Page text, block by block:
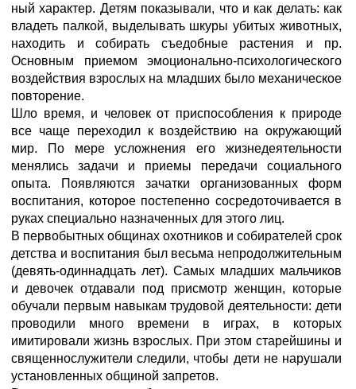
ный характер. Детям показывали, что и как делать: как
владеть палкой, выделывать шкуры убитых животных,
находить и собирать съедобные растения и пр.
Основным приемом эмоционально-психологического
воздействия взрослых на младших было механическое
повторение.
Шло время, и человек от приспособления к природе
все чаще переходил к воздействию на окружающий
мир. По мере усложнения его жизнедеятельности
менялись задачи и приемы передачи социального
опыта. Появляются зачатки организованных форм
воспитания, которое постепенно сосредоточивается в
руках специально назначенных для этого лиц.
В первобытных общинах охотников и собирателей срок
детства и воспитания был весьма непродолжительным
(девять-одиннадцать лет). Самых младших мальчиков
и девочек отдавали под присмотр женщин, которые
обучали первым навыкам трудовой деятельности: дети
проводили много времени в играх, в которых
имитировали жизнь взрослых. При этом старейшины и
священнослужители следили, чтобы дети не нарушали
установленных общиной запретов.